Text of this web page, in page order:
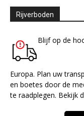
Rijverboden
Blijf op de
Europa. Plan uw
en boetes door de
te raadplegen. Bekijk